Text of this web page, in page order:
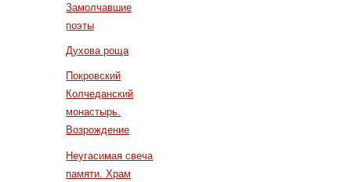
Замолчавшие
поэты
Духова роща
Покровский
Колчеданский
монастырь.
Возрождение
Неугасимая свеча
памяти. Храм